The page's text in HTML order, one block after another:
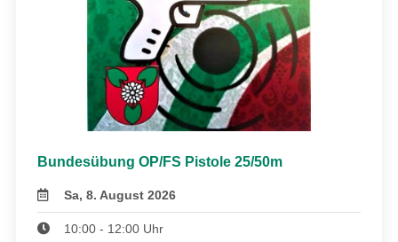
Bundesübung OP/FS Pistole 25/50m
Sa, 8. August 2026
10:00 - 12:00 Uhr